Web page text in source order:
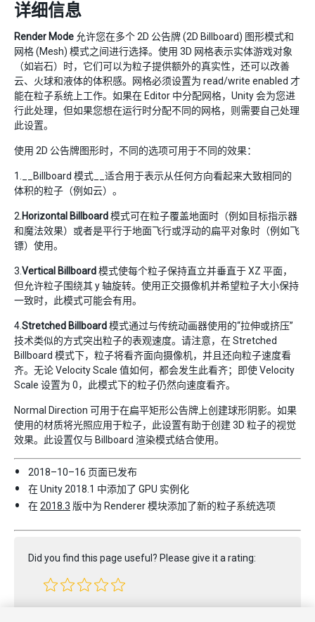
详细信息
Render Mode 允许您在多个 2D 公告牌 (2D Billboard) 图形模式和
网格 (Mesh) 模式之间进行选择。使用 3D 网格表示实体游戏对象
（如岩石）时，它们可以为粒子提供额外的真实性，还可以改善
云、火球和液体的体积感。网格必须设置为 read/write enabled 才
能在粒子系统上工作。如果在 Editor 中分配网格，Unity 会为您进
行此处理，但如果您想在运行时分配不同的网格，则需要自己处理
此设置。
使用 2D 公告牌图形时，不同的选项可用于不同的效果：
1.__Billboard 模式__适合用于表示从任何方向看起来大致相同的
体积的粒子（例如云）。
2. Horizontal Billboard模式可在粒子覆盖地面时（例如目标指示器
和魔法效果）或者是平行于地面飞行或浮动的扁平对象时（例如飞
镖）使用。
3. Vertical Billboard模式使每个粒子保持直立并垂直于 XZ 平面，
但允许粒子围绕其 y 轴旋转。使用正交摄像机并希望粒子大小保持
一致时，此模式可能会有用。
4.Stretched Billboard模式通过与传统动画器使用的“拉伸或挤压”
技术类似的方式突出粒子的表观速度。请注意，在 Stretched
Billboard 模式下，粒子将看齐面向摄像机，并且还向粒子速度看
齐。无论 Velocity Scale 值如何，都会发生此看齐；即使 Velocity
Scale 设置为 0，此模式下的粒子仍然向速度看齐。
Normal Direction 可用于在扁平矩形公告牌上创建球形阴影。如果
使用的材质将光照应用于粒子，此设置有助于创建 3D 粒子的视觉
效果。此设置仅与 Billboard 渲染模式结合使用。
2018–10–16 页面已发布
在 Unity 2018.1 中添加了 GPU 实例化
在2018.3 版中为 Renderer 模块添加了新的粒子系统选项
Did you find this page useful? Please give it a rating: